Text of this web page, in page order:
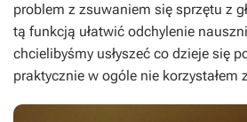
problem z zsuwaniem się sprzętu z
tą funkcją ułatwić odchylenie
chcielibyśmy usłyszeć co dzieje się
praktycznie w ogóle nie korzystałem